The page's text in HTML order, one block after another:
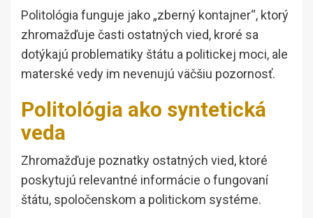
Politológia funguje jako „zberný kontajner“, ktorý
zhromažďuje časti ostatných vied, kroré sa
dotýkajú problematiky štátu a politickej moci, ale
materské vedy im nevenujú väčšiu pozornosť.
Politológia ako syntetická
veda
Zhromažďuje poznatky ostatných vied, ktoré
poskytujú relevantné informácie o fungovaní
štátu, spoločenskom a politickom systéme.